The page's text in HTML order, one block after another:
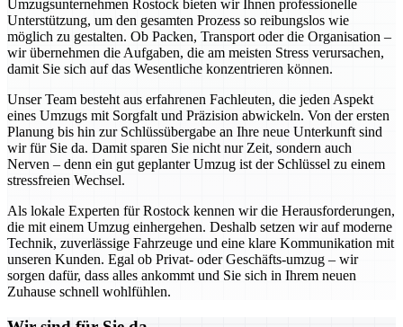
Umzugsunternehmen Rostock bieten wir Ihnen professionelle
Unterstützung, um den gesamten Prozess so reibungslos wie
möglich zu gestalten. Ob Packen, Transport oder die Organisation –
wir übernehmen die Aufgaben, die am meisten Stress verursachen,
damit Sie sich auf das Wesentliche konzentrieren können.
Unser Team besteht aus erfahrenen Fachleuten, die jeden Aspekt
eines Umzugs mit Sorgfalt und Präzision abwickeln. Von der ersten
Planung bis hin zur Schlüssübergabe an Ihre neue Unterkunft sind
wir für Sie da. Damit sparen Sie nicht nur Zeit, sondern auch
Nerven – denn ein gut geplanter Umzug ist der Schlüssel zu einem
stressfreien Wechsel.
Als lokale Experten für Rostock kennen wir die Herausforderungen,
die mit einem Umzug einhergehen. Deshalb setzen wir auf moderne
Technik, zuverlässige Fahrzeuge und eine klare Kommunikation mit
unseren Kunden. Egal ob Privat- oder Geschäfts-umzug – wir
sorgen dafür, dass alles ankommt und Sie sich in Ihrem neuen
Zuhause schnell wohlfühlen.